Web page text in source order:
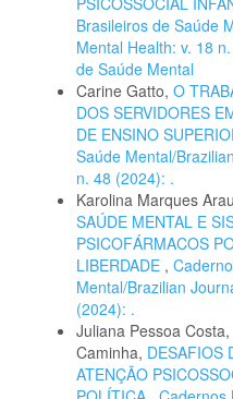
Brasileiros de Saúde
Mental Health: v. 18
de Saúde Mental
Carine Gatto, O
DOS SERVIDORES
DE ENSINO
Saúde Mental/
n. 48 (2024): .
Karolina Marques
SAÚDE MENTAL E
PSICOFÁRMACOS
LIBERDADE ,
Mental/Brazilian
(2024): .
Juliana Pessoa
Caminha, DESAFIOS
ATENÇÃO